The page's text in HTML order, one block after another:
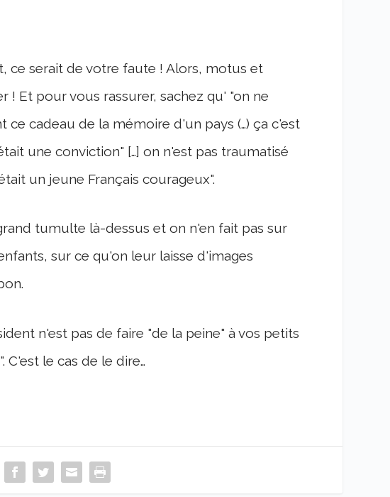
ce serait de votre faute ! Alors, motus et
! Et pour vous rassurer, sachez qu' "on ne
cadeau de la mémoire d'un pays (…) ça c'est
une conviction" […] on n'est pas traumatisé
un jeune Français courageux".
tumulte là-dessus et on n'en fait pas sur
sur ce qu'on leur laisse d'images
n'est pas de faire "de la peine" à vos petits
C'est le cas de le dire…